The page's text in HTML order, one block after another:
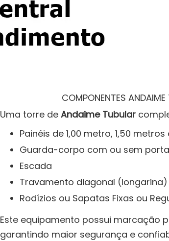
COMPONENTES ANDAIME
Uma torre de Andaime Tubular
Painéis de 1,00 metro, 1,50
Guarda-corpo com ou sem porta
Escada
Travamento diagonal (longarina)
Rodízios ou Sapatas Fixas ou
Este equipamento possui marcação
garantindo maior segurança e